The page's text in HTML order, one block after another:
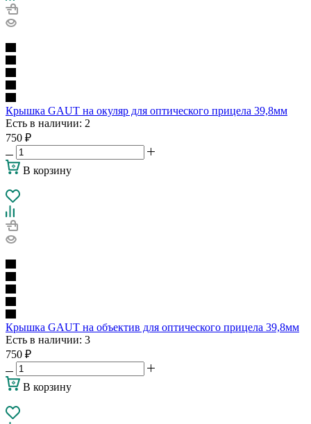
Крышка GAUT на окуляр для оптического прицела 39,8мм
Есть в наличии: 2
750 ₽
В корзину
Крышка GAUT на объектив для оптического прицела 39,8мм
Есть в наличии: 3
750 ₽
В корзину